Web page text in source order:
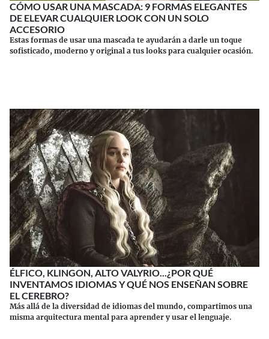
CÓMO USAR UNA MASCADA: 9 FORMAS ELEGANTES
DE ELEVAR CUALQUIER LOOK CON UN SOLO
ACCESORIO
Estas formas de usar una mascada te ayudarán a darle un toque
sofisticado, moderno y original a tus looks para cualquier ocasión.
ÉLFICO, KLINGON, ALTO VALYRIO...¿POR QUÉ
INVENTAMOS IDIOMAS Y QUÉ NOS ENSEÑAN SOBRE
EL CEREBRO?
Más allá de la diversidad de idiomas del mundo, compartimos una
misma arquitectura mental para aprender y usar el lenguaje.